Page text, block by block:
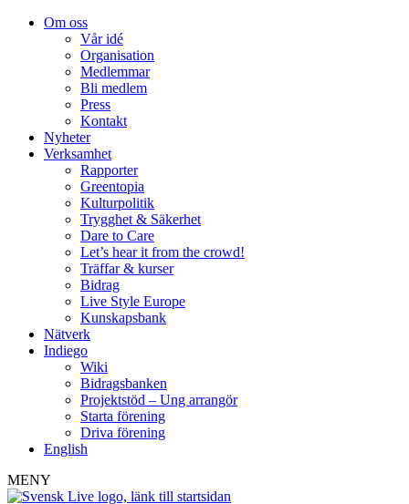
Om oss
Vår idé
Organisation
Medlemmar
Bli medlem
Press
Kontakt
Nyheter
Verksamhet
Rapporter
Greentopia
Kulturpolitik
Trygghet & Säkerhet
Dare to Care
Let’s hear it from the crowd!
Träffar & kurser
Bidrag
Live Style Europe
Kunskapsbank
Nätverk
Indiego
Wiki
Bidragsbanken
Projektstöd – Ung arrangör
Starta förening
Driva förening
English
MENY